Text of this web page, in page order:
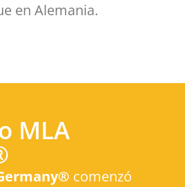
en Alemania.
MLA
comenzó